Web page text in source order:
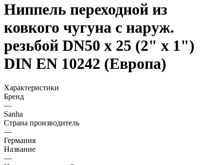
Ниппель переходной из
ковкого чугуна с наруж.
резьбой DN50 х 25 (2" х 1")
DIN EN 10242 (Европа)
Характеристики
Бренд
—
Sanha
Страна производитель
—
Германия
Название
—